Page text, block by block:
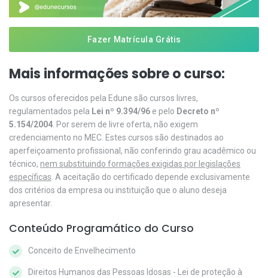
Fazer Matrícula Grátis
Mais informações sobre o curso:
Os cursos oferecidos pela Edune são cursos livres,
regulamentados pela Lei nº 9.394/96 e pelo Decreto nº
5.154/2004 . Por serem de livre oferta, não exigem
credenciamento no MEC. Estes cursos são destinados ao
aperfeiçoamento profissional, não conferindo grau acadêmico ou
técnico, nem substituindo formações exigidas por legislações
específicas . A aceitação do certificado depende exclusivamente
dos critérios da empresa ou instituição que o aluno deseja
apresentar.
Conteúdo Programático do Curso
Conceito de Envelhecimento
Direitos Humanos das Pessoas Idosas - Lei de proteção à